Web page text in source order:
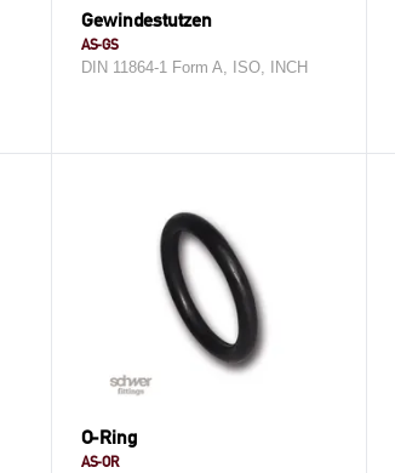
Gewindestutzen
AS-GS
DIN 11864-1 Form A, ISO, INCH
O-Ring
AS-OR